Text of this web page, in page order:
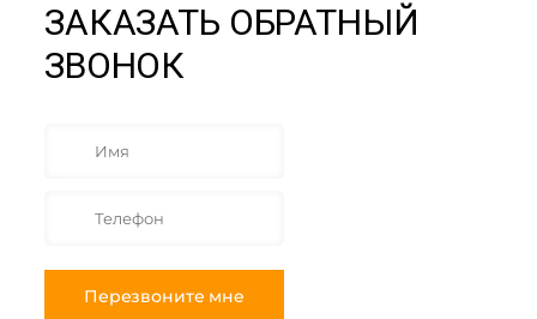
ЗАКАЗАТЬ ОБРАТНЫЙ
ЗВОНОК